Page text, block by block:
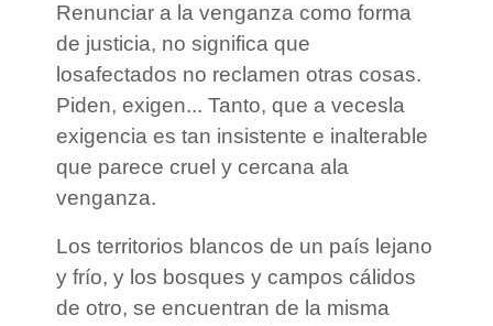
Renunciar a la venganza como forma
de justicia, no significa que
losafectados no reclamen otras cosas.
Piden, exigen... Tanto, que a vecesla
exigencia es tan insistente e inalterable
que parece cruel y cercana ala
venganza.
Los territorios blancos de un país lejano
y frío, y los bosques y campos cálidos
de otro, se encuentran de la misma